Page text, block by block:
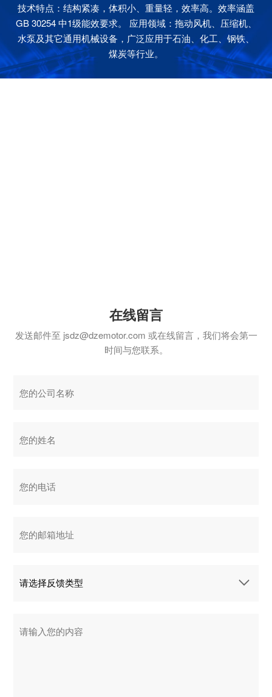
技术特点：结构紧凑，体积小、重量轻，效率高。效率涵盖
GB 30254 中1级能效要求。 应用领域：拖动风机、压缩机、
水泵及其它通用机械设备，广泛应用于石油、化工、钢铁、
煤炭等行业。
在线留言
发送邮件至 jsdz@dzemotor.com 或在线留言，我们将会第一
时间与您联系。